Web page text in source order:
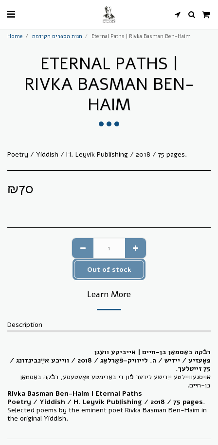
Home חנות הספרים הקודמת Eternal Paths | Rivka Basman Ben-Haim
ETERNAL PATHS |
RIVKA BASMAN BEN-
HAIM
Poetry / Yiddish / H. Leyvik Publishing / 2018 / 75 pages.
₪70
Out of stock
Learn More
Description
רבֿקה באַסמאַן בן-חיים | אייביקע וועגן
פּאָעזיע / יידיש / ה. לייוויק-פֿאַרלאַג / 2018 / ווייכע אײַנבינדונג /
75 זייטלעך.
אויסגעוויילטע ייִדישע לידער פֿון די באַרימטע פּאָעטעסע, רבֿקה באַסמאַן
בן-חיים.
Rivka Basman Ben-Haim | Eternal Paths
Poetry / Yiddish / H. Leyvik Publishing / 2018 / 75 pages.
Selected poems by the eminent poet Rivka Basman Ben-Haim in
the original Yiddish.